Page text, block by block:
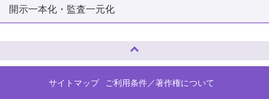
開示一本化・監査一元化
サイトマップ ご利用条件／著作権について